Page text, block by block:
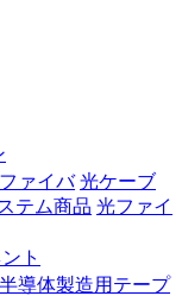
ァイバ 光ケーブ
テム商品 光ファイ
ト
半導体製造用テープ